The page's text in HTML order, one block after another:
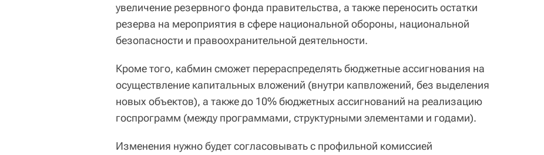
увеличение резервного фонда правительства, а также переносить остатки
резерва на мероприятия в сфере национальной обороны, национальной
безопасности и правоохранительной деятельности.
Кроме того, кабмин сможет перераспределять бюджетные ассигнования на
осуществление капитальных вложений (внутри капвложений, без выделения
новых объектов), а также до 10% бюджетных ассигнований на реализацию
госпрограмм (между программами, структурными элементами и годами).
Изменения нужно будет согласовывать с профильной комиссией